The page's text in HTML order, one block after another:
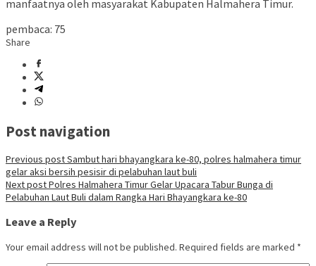
manfaatnya oleh masyarakat Kabupaten Halmahera Timur.
pembaca: 75
Share
Post navigation
Previous postSambut hari bhayangkara ke-80, polres halmahera timur
gelar aksi bersih pesisir di pelabuhan laut buli
Next postPolres Halmahera Timur Gelar Upacara Tabur Bunga di
Pelabuhan Laut Buli dalam Rangka Hari Bhayangkara ke-80
Leave a Reply
Your email address will not be published. Required fields are marked *